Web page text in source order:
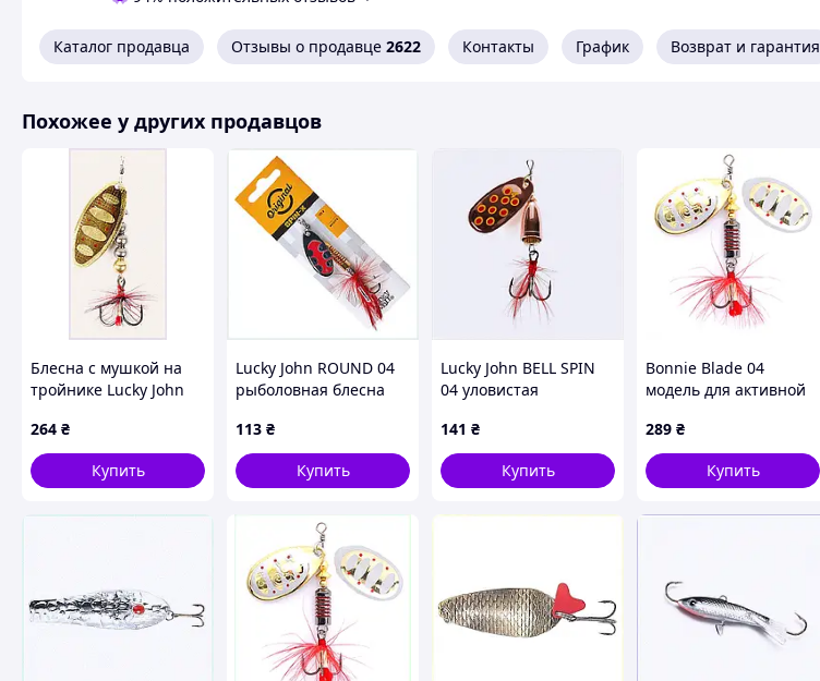
Каталог продавца Отзывы о продавце 2622 Контакты График Возврат и гарантия
Похожее у других продавцов
Блесна с мушкой на
тройнике Lucky John
264 ₴
Купить
Lucky John ROUND 04
рыболовная блесна
XX771X2773
113 ₴
Купить
Lucky John BELL SPIN
04 уловистая
771B1M267
141 ₴
Купить
Bonnie Blade 04
модель для активной
289 ₴
Купить